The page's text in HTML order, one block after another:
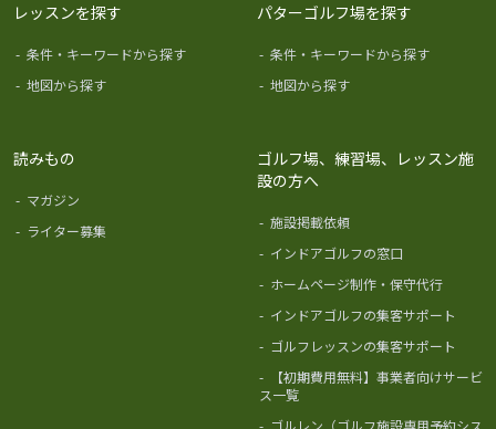
レッスンを探す
- 条件・キーワードから探す
- 地図から探す
パターゴルフ場を探す
- 条件・キーワードから探す
- 地図から探す
読みもの
- マガジン
- ライター募集
ゴルフ場、練習場、レッスン施
設の方へ
- 施設掲載依頼
- インドアゴルフの窓口
- ホームページ制作・保守代行
- インドアゴルフの集客サポート
- ゴルフレッスンの集客サポート
-
【初期費用無料】事業者向けサービ
ス一覧